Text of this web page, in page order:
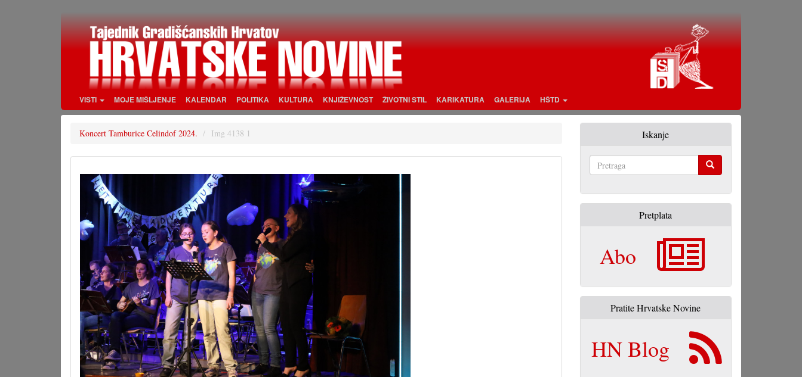
VISTI MOJE MIŠLJENJE KALENDAR POLITIKA KULTURA KNJIŽEVNOST ŽIVOTNI STIL KARIKATURA GALERIJA HŠTD
Koncert Tamburice Celindof 2024. Img 4138 1 Iskanje
Pretplata
Abo
Pratite Hrvatske Novine
HN Blog